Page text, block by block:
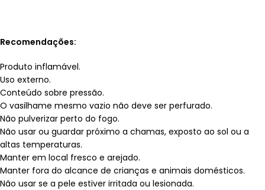
Recomendações:
Produto inflamável.
Uso externo.
Conteúdo sobre pressão.
O vasilhame mesmo vazio não deve ser perfurado.
Não pulverizar perto do fogo.
Não usar ou guardar próximo a chamas, exposto ao sol ou a
altas temperaturas.
Manter em local fresco e arejado.
Manter fora do alcance de crianças e animais domésticos.
Não usar se a pele estiver irritada ou lesionada.